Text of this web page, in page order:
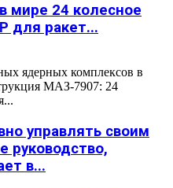
мире 24 колесное
для ракет...
ядерных комплексов в
МАЗ-7907: 24
управлять своим
руководство,
в...